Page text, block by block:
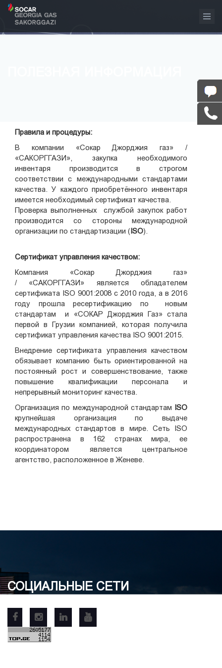
Правила и процедуры:
В компании «Сокар Джорджия газ» /
«САКОРГГАЗИ», закупка необходимого
инвентаря производится в строгом
соответствии с международными стандартами
качества. У каждого приобретённого инвентаря
имеется необходимый сертификат качества.
Проверка выполненных службой закупок работ
производится со стороны международной
организации по стандартизации (ISO).
Сертификат управления качеством:
Компания «Сокар Джорджия газ»
/ «САКОРГГАЗИ» является обладателем
сертификата ISO 9001:2008 с 2010 года, а в 2016
году прошла ресертификацию по новым
стандартам и «СОКАР Джорджия Газ» стала
первой в Грузии компанией, которая получила
сертификат управления качества ISO 9001:2015.
Внедрение сертификата управления качеством
обязывает компанию быть ориентированной на
постоянный рост и совершенствование, также
повышение квалификации персонала и
непрерывный мониторинг качества.
Организация по международной стандартам ISO
крупнейшая организация по выдаче
международных стандартов в мире. Сеть ISO
распространена в 162 странах мира, ее
координатором является центральное
агентство, расположенное в Женеве.
СОЦИАЛЬНЫЕ СЕТИ